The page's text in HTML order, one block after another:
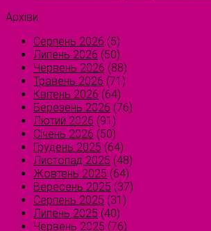
Архіви
Серпень 2026 (5)
Липень 2026 (50)
Червень 2026 (88)
Травень 2026 (71)
Квітень 2026 (64)
Березень 2026 (76)
Лютий 2026 (91)
Січень 2026 (50)
Грудень 2025 (64)
Листопад 2025 (48)
Жовтень 2025 (64)
Вересень 2025 (37)
Серпень 2025 (31)
Липень 2025 (40)
Червень 2025 (76)